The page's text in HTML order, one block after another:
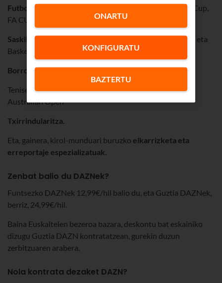
Futboli
k onena:Errege Kopa, Premier League, Carabao Cup,
FA CUP eta Libertadores Kopa.
Saskibaloiko txapelketaezagunenak:Euroliga, Eurocup eta
Basketball Champions League.
Borroka-kirolak:UFC eta boxeorik onena.
TenisekoGrand Slam-ak: Roland Garros, US Open eta
Australian Open
Txirrindularitza.
Eta, gainera, kirol-munduari buruzko elkarrizketa eta
erreportaje espezializatuak.
Zenbat balio du DAZNek?
Funtsezko DAZNek 12,99€/hil balio du, eta Guztia DAZNek,
berriz, 24,99€/hil.
Baina Euskaltelen bezeroa bazara, deskontu bat eskainiko
dizugu Guztia DAZN kontratatzean, gurekin duzun
zerbitzuaren arabera.
Nola kontrata dezaket DAZN?
KONFIGURATU
BAZTERTU
ONARTU